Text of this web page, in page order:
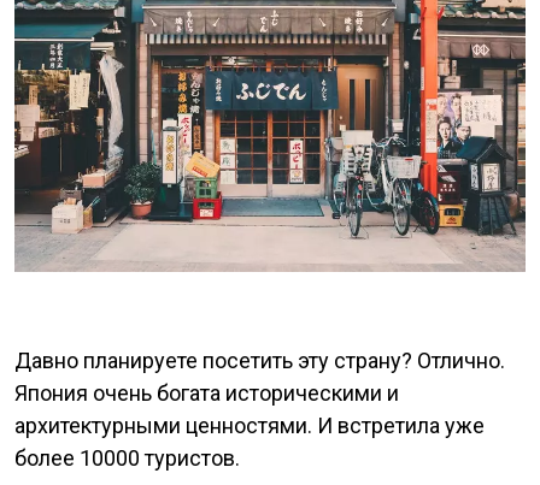
Давно планируете посетить эту страну? Отлично.
Япония очень богата историческими и
архитектурными ценностями. И встретила уже
более 10000 туристов.